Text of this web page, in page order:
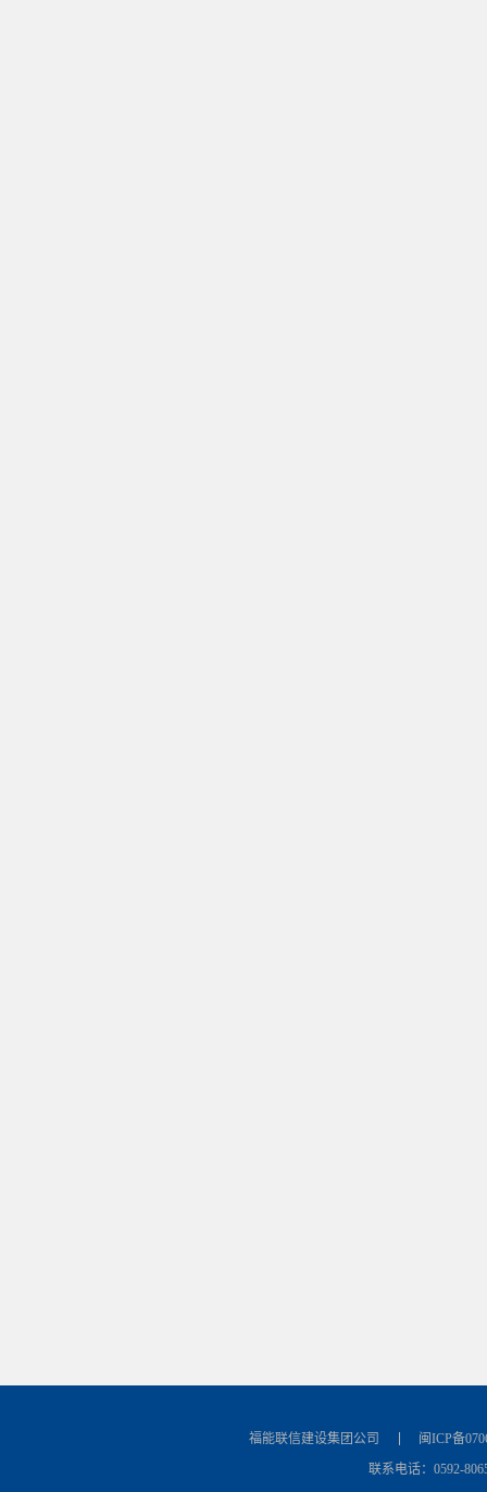
福能联信建设集团公司
闽ICP备
联系电话：0592-